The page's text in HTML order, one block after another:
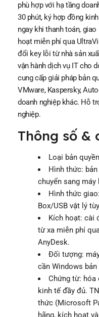
phù hợp với hạ tầng
30 phút, ký hợp đồng
ngay khi thanh toán,
hoạt miễn phí qua
đổi key lỗi từ nhà sản
vận hành dịch vụ IT cho
cung cấp giải pháp bản
VMware, Kaspersky,
doanh nghiệp khác. Hỗ
nghiệp.
Thông số &
Loại bản
Hình thức:
chuyển sang máy
Hình thức
Box/USB vật lý
Kích hoạt: cài
từ xa miễn phí
AnyDesk.
Đối tượng:
cần Windows
Chứng từ: hóa
kinh tế đầy đủ.
thức (Microsoft
hãng, kích hoạt